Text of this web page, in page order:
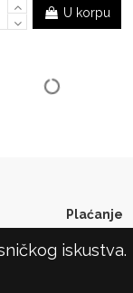
U korpu
Plaćanje
iskustva.